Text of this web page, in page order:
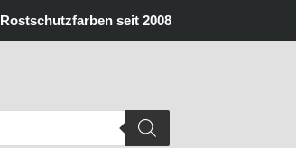
Rostschutzfarben seit 2008